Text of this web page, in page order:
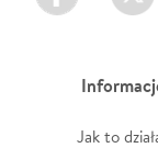
Jak to